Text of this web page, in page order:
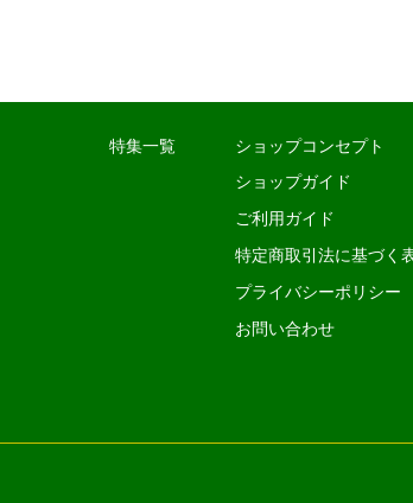
特集一覧
ショップコンセプト
ショップガイド
ご利用ガイド
特定商取引法に基づく
プライバシーポリシー
お問い合わせ